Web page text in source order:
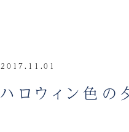
2017.11.01
ハロウィン色の